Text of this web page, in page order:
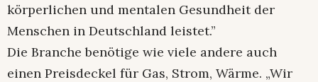
körperlichen und mentalen Gesundheit der
Menschen in Deutschland leistet.”
Die Branche benötige wie viele andere auch
einen Preisdeckel für Gas, Strom, Wärme. „Wir